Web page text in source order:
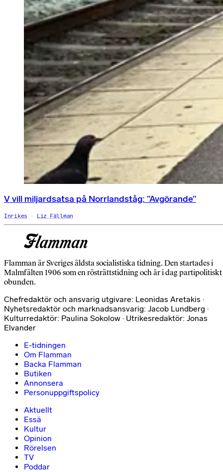
V vill miljardsatsa på Norrlandståg: ”Avgörande”
Inrikes Liz Fällman
Flamman är Sveriges äldsta socialistiska tidning. Den startades i
Malmfälten 1906 som en rösträttstidning och är i dag partipolitiskt
obunden.
Chefredaktör och ansvarig utgivare: Leonidas Aretakis ·
Nyhetsredaktör och marknadsansvarig: Jacob Lundberg ·
Kulturredaktör: Paulina Sokolow · Utrikesredaktör: Jonas
Elvander
E-tidningen
Om Flamman
Backa Flamman
Butiken
Annonsera
Personuppgiftspolicy
Aktuellt
Essä
Kultur
Opinion
Rörelsen
TV
Poddar